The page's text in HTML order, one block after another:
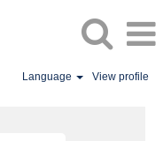
Language View profile